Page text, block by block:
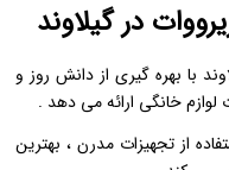
در گیلاوند
با بهره‌ گیری از دانش روز و
لوازم خانگی ارائه می ‌دهد .
از تجهیزات مدرن ، بهترین